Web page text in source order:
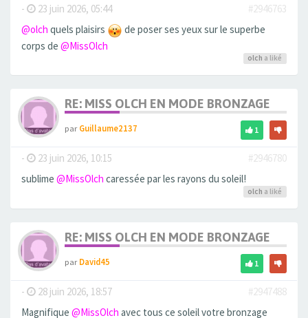
- 23 juin 2026, 05:44
#2946763
@olch quels plaisirs
de poser ses yeux sur le superbe
corps de @MissOlch
olch a liké
RE: MISS OLCH EN MODE BRONZAGE
parGuillaume2137 1
- 23 juin 2026, 10:15
#2946780
sublime @MissOlch caressée par les rayons du soleil!
olch a liké
RE: MISS OLCH EN MODE BRONZAGE
parDavid45 1
- 28 juin 2026, 18:57
#2947488
Magnifique @MissOlch avec tous ce soleil votre bronzage